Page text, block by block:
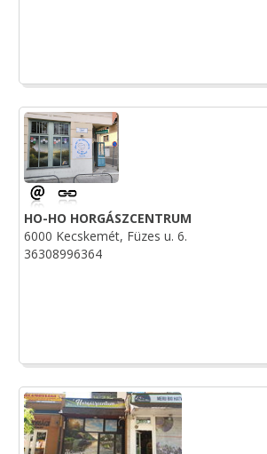
HO-HO HORGÁSZCENTRUM
6000 Kecskemét, Füzes u. 6.
36308996364